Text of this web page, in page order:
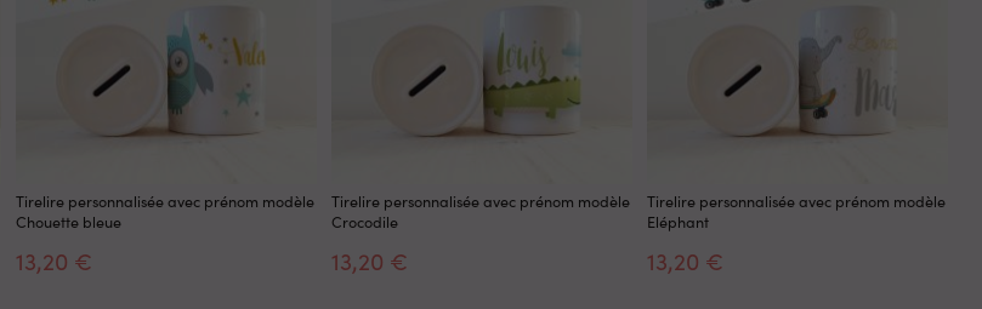
Tirelire personnalisée avec prénom modèle
Chouette bleue
13,20 €
Tirelire personnalisée avec prénom modèle
Crocodile
13,20 €
Tirelire personnalisée avec prénom modèle
Eléphant
13,20 €